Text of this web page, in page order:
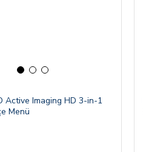
Active Imaging HD 3-in-1
Menü